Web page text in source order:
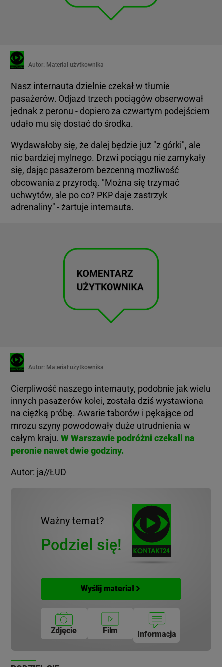
Autor: Materiał użytkownika
Nasz internauta dzielnie czekał w tłumie
pasażerów. Odjazd trzech pociągów obserwował
jednak z peronu - dopiero za czwartym podejściem
udało mu się dostać do środka.
Wydawałoby się, że dalej będzie już "z górki", ale
nic bardziej mylnego. Drzwi pociągu nie zamykały
się, dając pasażerom bezcenną możliwość
obcowania z przyrodą. "Można się trzymać
uchwytów, ale po co? PKP daje zastrzyk
adrenaliny" - żartuje internauta.
Autor: Materiał użytkownika
Cierpliwość naszego internauty, podobnie jak wielu
innych pasażerów kolei, została dziś wystawiona
na ciężką próbę. Awarie taborów i pękające od
mrozu szyny powodowały duże utrudnienia w
całym kraju. W Warszawie podróżni czekali na
peronie nawet dwie godziny.
Autor: ja//ŁUD
Ważny temat?
Podziel się!
Wyślij materiał
Zdjęcie Film Informacja